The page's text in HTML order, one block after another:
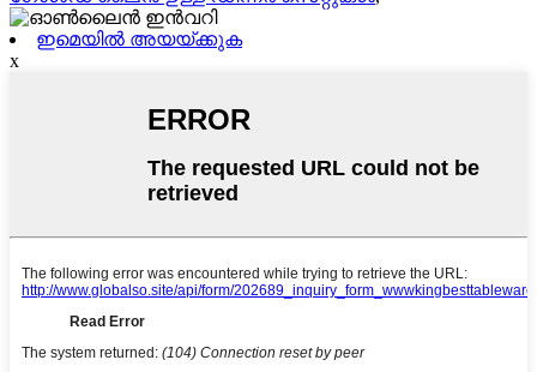
ഇമെയിൽ അയയ്ക്കുക
x